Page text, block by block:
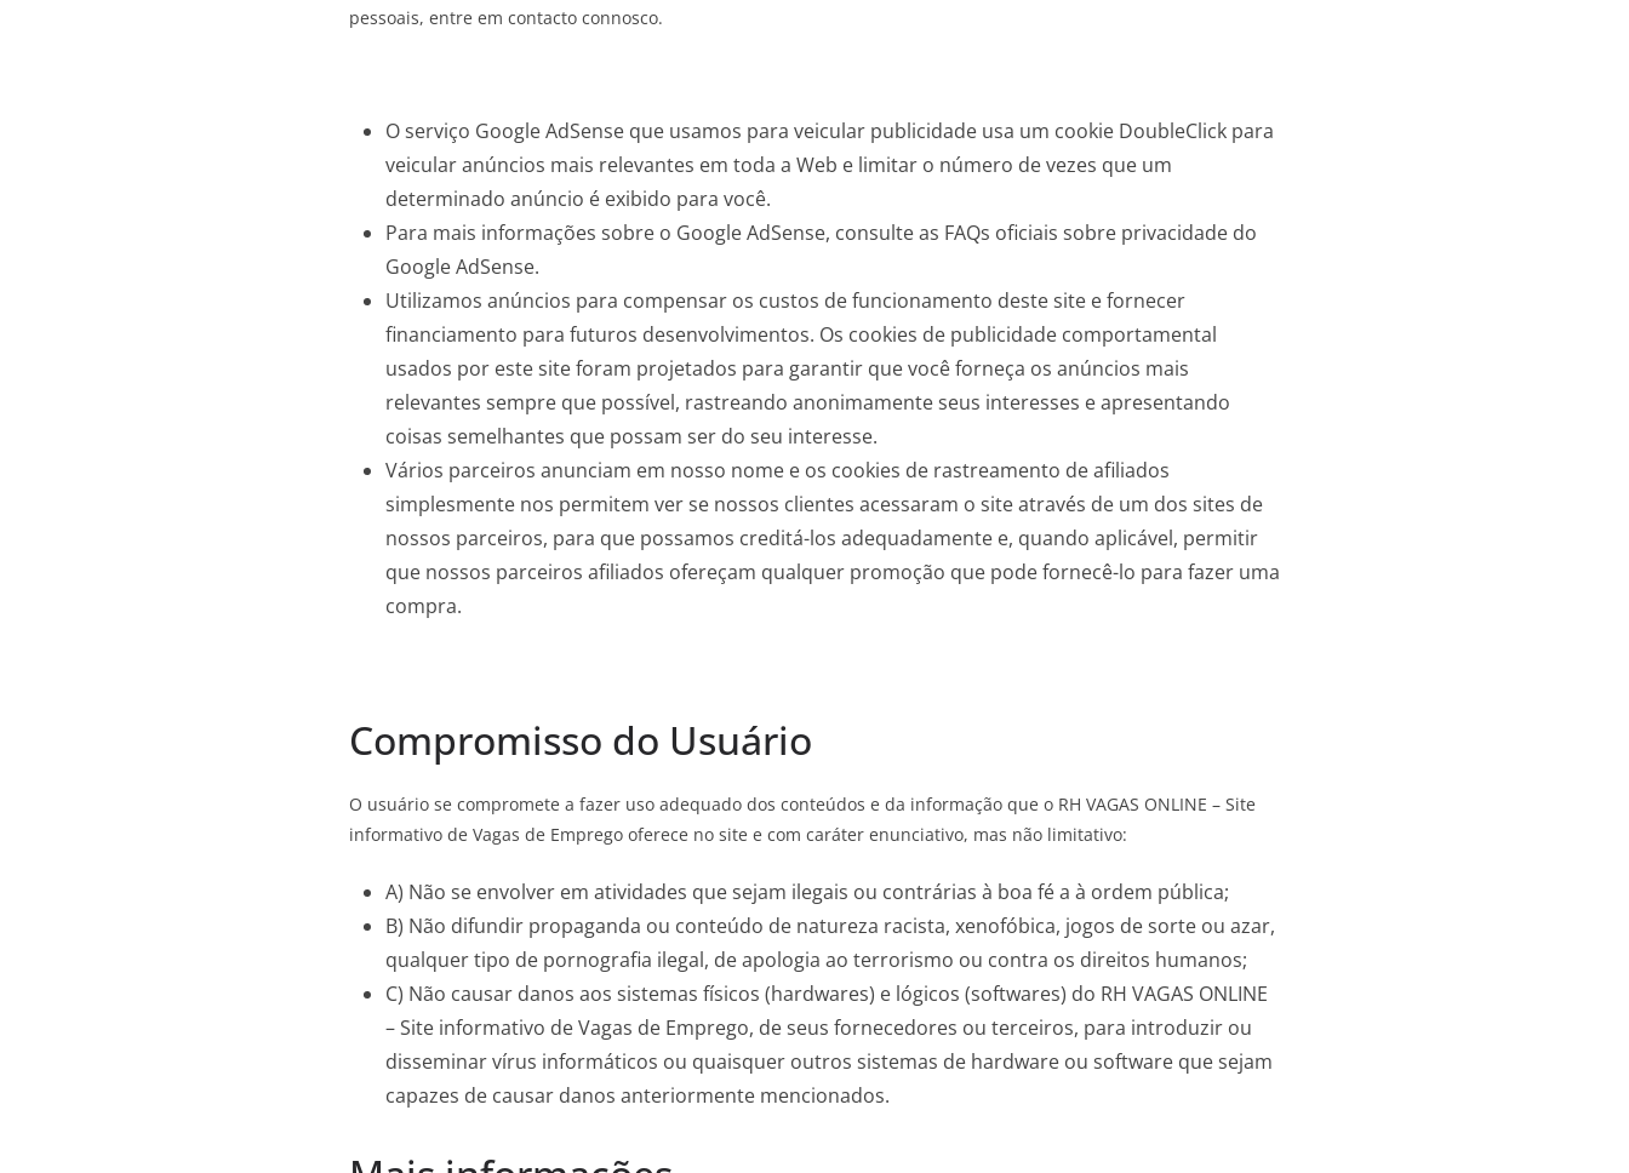
pessoais, entre em contacto connosco.
O serviço Google AdSense que usamos para veicular publicidade usa um cookie DoubleClick para
veicular anúncios mais relevantes em toda a Web e limitar o número de vezes que um
determinado anúncio é exibido para você.
Para mais informações sobre o Google AdSense, consulte as FAQs oficiais sobre privacidade do
Google AdSense.
Utilizamos anúncios para compensar os custos de funcionamento deste site e fornecer
financiamento para futuros desenvolvimentos. Os cookies de publicidade comportamental
usados ​​por este site foram projetados para garantir que você forneça os anúncios mais
relevantes sempre que possível, rastreando anonimamente seus interesses e apresentando
coisas semelhantes que possam ser do seu interesse.
Vários parceiros anunciam em nosso nome e os cookies de rastreamento de afiliados
simplesmente nos permitem ver se nossos clientes acessaram o site através de um dos sites de
nossos parceiros, para que possamos creditá-los adequadamente e, quando aplicável, permitir
que nossos parceiros afiliados ofereçam qualquer promoção que pode fornecê-lo para fazer uma
compra.
Compromisso do Usuário
O usuário se compromete a fazer uso adequado dos conteúdos e da informação que o RH VAGAS ONLINE – Site
informativo de Vagas de Emprego oferece no site e com caráter enunciativo, mas não limitativo:
A) Não se envolver em atividades que sejam ilegais ou contrárias à boa fé a à ordem pública;
B) Não difundir propaganda ou conteúdo de natureza racista, xenofóbica, jogos de sorte ou azar,
qualquer tipo de pornografia ilegal, de apologia ao terrorismo ou contra os direitos humanos;
C) Não causar danos aos sistemas físicos (hardwares) e lógicos (softwares) do RH VAGAS ONLINE
– Site informativo de Vagas de Emprego, de seus fornecedores ou terceiros, para introduzir ou
disseminar vírus informáticos ou quaisquer outros sistemas de hardware ou software que sejam
capazes de causar danos anteriormente mencionados.